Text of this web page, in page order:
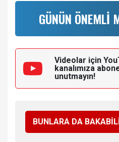
GÜNÜN ÖNEMLİ
Videolar için
kanalımıza
unutmayın!
BUNLARA DA